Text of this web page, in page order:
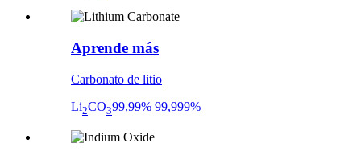
Aprende más
Carbonato de litio
Li2CO399,99% 99,999%